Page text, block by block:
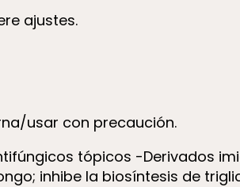
ajustes.
usar con precaución.
tópicos -Derivados
inhibe la biosíntesis de